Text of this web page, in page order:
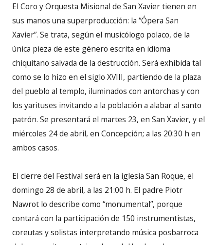
El Coro y Orquesta Misional de San Xavier tienen en
sus manos una superproducción: la “Ópera San
Xavier”. Se trata, según el musicólogo polaco, de la
única pieza de este género escrita en idioma
chiquitano salvada de la destrucción. Será exhibida tal
como se lo hizo en el siglo XVIII, partiendo de la plaza
del pueblo al templo, iluminados con antorchas y con
los yarituses invitando a la población a alabar al santo
patrón. Se presentará el martes 23, en San Xavier, y el
miércoles 24 de abril, en Concepción; a las 20:30 h en
ambos casos.
El cierre del Festival será en la iglesia San Roque, el
domingo 28 de abril, a las 21:00 h. El padre Piotr
Nawrot lo describe como “monumental”, porque
contará con la participación de 150 instrumentistas,
coreutas y solistas interpretando música posbarroca